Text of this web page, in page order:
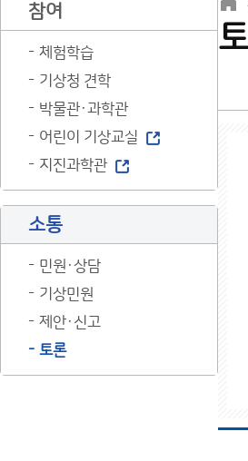
참여
체험학습
기상청 견학
박물관·과학관
어린이 기상교실
지진과학관
소통
민원·상담
기상민원
제안·신고
토론